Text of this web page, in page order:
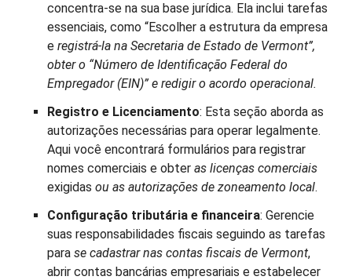
concentra-se na sua base jurídica. Ela inclui tarefas
essenciais, como “Escolher a estrutura da empresa
e registrá-la na Secretaria de Estado de Vermont”,
obter o “Número de Identificação Federal do
Empregador (EIN)” e redigir o acordo operacional.
Registro e Licenciamento: Esta seção aborda as
autorizações necessárias para operar legalmente.
Aqui você encontrará formulários para registrar
nomes comerciais e obter as licenças comerciais
exigidas ou as autorizações de zoneamento local.
Configuração tributária e financeira: Gerencie
suas responsabilidades fiscais seguindo as tarefas
para se cadastrar nas contas fiscais de Vermont,
abrir contas bancárias empresariais e estabelecer